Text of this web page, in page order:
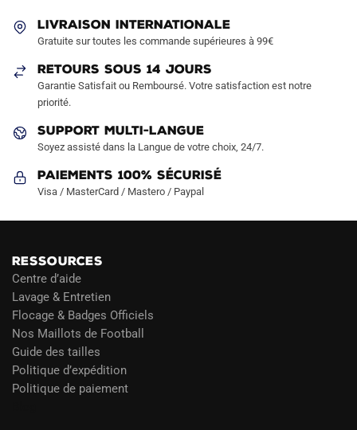
page
LIVRAISON INTERNATIONALE
Gratuite sur toutes les commande supérieures à 99€
RETOURS SOUS 14 JOURS
Garantie Satisfait ou Remboursé. Votre satisfaction est notre
priorité.
SUPPORT MULTI-LANGUE
Soyez assisté dans la Langue de votre choix, 24/7.
Paiements 100% Sécurisé
Visa / MasterCard / Mastero / Paypal
RESSOURCES
Centre d’aide
Lavage & Entretien
Flocage & Badges Officiels
Nos Maillots de Football
Guide des tailles
Politique d’expédition
Politique de paiement